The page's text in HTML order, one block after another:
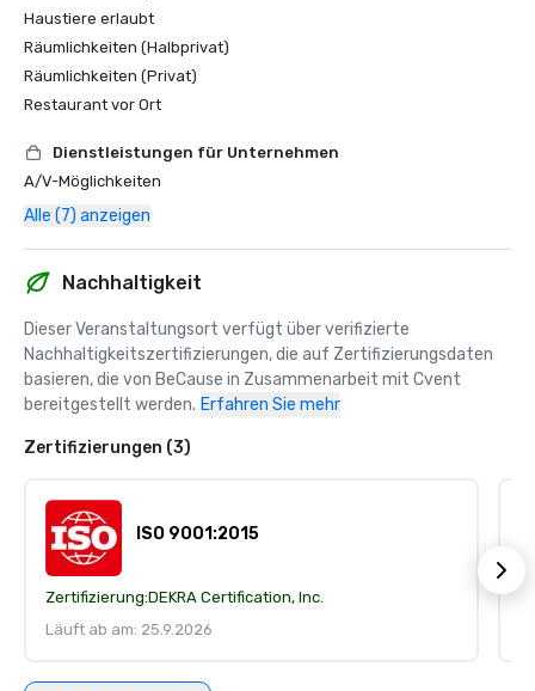
Haustiere erlaubt
Räumlichkeiten (Halbprivat)
Räumlichkeiten (Privat)
Restaurant vor Ort
Dienstleistungen für Unternehmen
A/V-Möglichkeiten
Alle (7) anzeigen
Nachhaltigkeit
Dieser Veranstaltungsort verfügt über verifizierte
Nachhaltigkeitszertifizierungen, die auf Zertifizierungsdaten
basieren, die von BeCause in Zusammenarbeit mit Cvent
bereitgestellt werden. Erfahren Sie mehr
Zertifizierungen (3)
ISO 9001:2015
Zertifizierung:DEKRA Certification, Inc.
Läuft ab am: 25.9.2026